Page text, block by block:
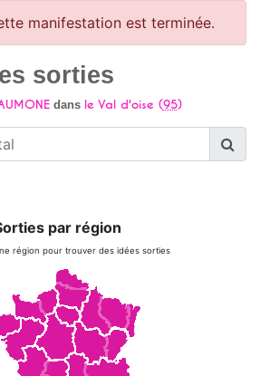
manifestation est terminée.
sorties
dans le Val d'oise (95)
par région
région pour trouver des idées sorties